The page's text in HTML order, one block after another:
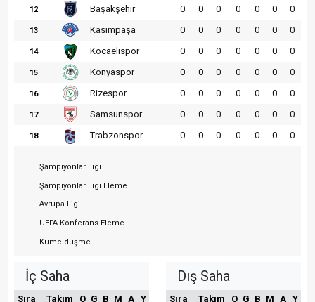
12 Başakşehir 0 0 0 0 0 0 0
13 Kasımpaşa 0 0 0 0 0 0 0
14 Kocaelispor 0 0 0 0 0 0 0
15 Konyaspor 0 0 0 0 0 0 0
16 Rizespor 0 0 0 0 0 0 0
17 Samsunspor 0 0 0 0 0 0 0
18 Trabzonspor 0 0 0 0 0 0 0
Şampiyonlar Ligi
Şampiyonlar Ligi Eleme
Avrupa Ligi
UEFA Konferans Eleme
Küme düşme
İç Saha
Sıra Takım O G B M A Y
Dış Saha
Sıra Takım O G B M A Y